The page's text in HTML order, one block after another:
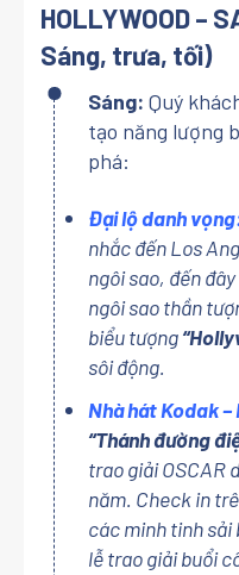
HOLLYWOOD –
Sáng, trưa, tối)
Sáng: Quý
tạo năng lượng
phá:
Đại lộ danh
nhắc đến Los
ngôi sao, đến
ngôi sao thần
biểu tượng
sôi động.
Nhà hát Kodak
“Thánh đường
trao giải OSCAR
năm. Check in
các minh tinh
lễ trao giải buổi